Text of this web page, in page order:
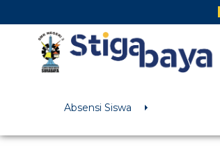
: Function WP_Dependencies-
/home/u6225882/public_html/wp-includes/
Absensi Siswa